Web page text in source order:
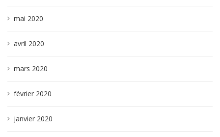
mai 2020
avril 2020
mars 2020
février 2020
janvier 2020